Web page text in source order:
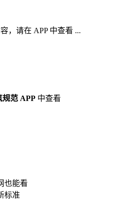
，请在 APP 中查看 ...
规范 APP 中查看
也能看
标准